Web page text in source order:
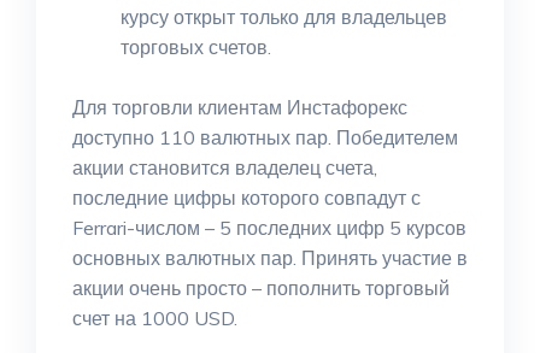
курсу открыт только для владельцев
торговых счетов.
Для торговли клиентам Инстафорекс
доступно 110 валютных пар. Победителем
акции становится владелец счета,
последние цифры которого совпадут с
Ferrari-числом – 5 последних цифр 5 курсов
основных валютных пар. Принять участие в
акции очень просто – пополнить торговый
счет на 1000 USD.